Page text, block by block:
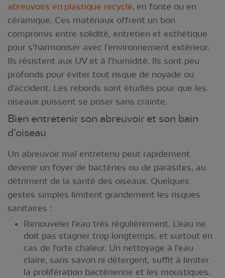
abreuvoirs en plastique recyclé, en fonte ou en
céramique. Ces matériaux offrent un bon
compromis entre solidité, entretien et esthétique
pour s’harmoniser avec l’environnement extérieur.
Ils résistent aux UV et à l’humidité. Ils sont peu
profonds pour éviter tout risque de noyade ou
d’accident. Les rebords sont étudiés pour que les
oiseaux puissent se poser sans crainte.
Bien entretenir son abreuvoir et son bain
d’oiseau
Un abreuvoir mal entretenu peut rapidement
devenir un foyer de bactéries ou de parasites, au
détriment de la santé des oiseaux. Quelques
gestes simples limitent grandement les risques
sanitaires :
Renouveler l’eau très régulièrement. L’eau ne
doit pas stagner trop longtemps, et surtout en
cas de forte chaleur. Un nettoyage à l'eau
claire, sans savon ni détergent, suffit à limiter
la prolifération bactérienne et les moustiques.